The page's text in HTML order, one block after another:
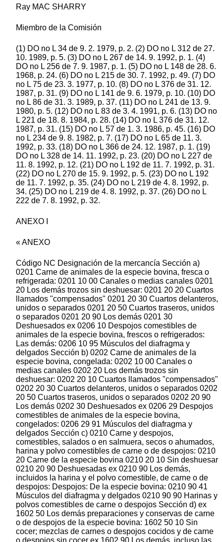
Ray MAC SHARRY
Miembro de la Comisión
(1) DO no L 34 de 9. 2. 1979, p. 2. (2) DO no L 312 de 27.
10. 1989, p. 5. (3) DO no L 267 de 14. 9. 1992, p. 1. (4)
DO no L 256 de 7. 9. 1987, p. 1. (5) DO no L 148 de 28. 6.
1968, p. 24. (6) DO no L 215 de 30. 7. 1992, p. 49. (7) DO
no L 75 de 23. 3. 1977, p. 10. (8) DO no L 376 de 31. 12.
1987, p. 31. (9) DO no L 141 de 9. 6. 1979, p. 10. (10) DO
no L 86 de 31. 3. 1989, p. 37. (11) DO no L 241 de 13. 9.
1980, p. 5. (12) DO no L 83 de 3. 4. 1991, p. 6. (13) DO no
L 221 de 18. 8. 1984, p. 28. (14) DO no L 376 de 31. 12.
1987, p. 31. (15) DO no L 57 de 1. 3. 1986, p. 45. (16) DO
no L 234 de 9. 8. 1982, p. 7. (17) DO no L 65 de 11. 3.
1992, p. 33. (18) DO no L 366 de 24. 12. 1987, p. 1. (19)
DO no L 328 de 14. 11. 1992, p. 23. (20) DO no L 227 de
11. 8. 1992, p. 12. (21) DO no L 192 de 11. 7. 1992, p. 31.
(22) DO no L 270 de 15. 9. 1992, p. 5. (23) DO no L 192
de 11. 7. 1992, p. 35. (24) DO no L 219 de 4. 8. 1992, p.
34. (25) DO no L 219 de 4. 8. 1992, p. 37. (26) DO no L
222 de 7. 8. 1992, p. 32.
ANEXO I
« ANEXO
Código NC Designación de la mercancía Sección a)
0201 Carne de animales de la especie bovina, fresca o
refrigerada: 0201 10 00 Canales o medias canales 0201
20 Los demás trozos sin deshuesar: 0201 20 20 Cuartos
llamados "compensados" 0201 20 30 Cuartos delanteros,
unidos o separados 0201 20 50 Cuartos traseros, unidos
o separados 0201 20 90 Los demás 0201 30
Deshuesados ex 0206 10 Despojos comestibles de
animales de la especie bovina, frescos o refrigerados:
Las demás: 0206 10 95 Músculos del diafragma y
delgados Sección b) 0202 Carne de animales de la
especie bovina, congelada: 0202 10 00 Canales o
medias canales 0202 20 Los demás trozos sin
deshuesar: 0202 20 10 Cuartos llamados "compensados"
0202 20 30 Cuartos delanteros, unidos o separados 0202
20 50 Cuartos traseros, unidos o separados 0202 20 90
Los demás 0202 30 Deshuesados ex 0206 29 Despojos
comestibles de animales de la especie bovina,
congelados: 0206 29 91 Músculos del diafragma y
delgados Sección c) 0210 Carne y despojos,
comestibles, salados o en salmuera, secos o ahumados,
harina y polvo comestibles de carne o de despojos: 0210
20 Carne de la especie bovina 0210 20 10 Sin deshuesar
0210 20 90 Deshuesadas ex 0210 90 Los demás,
incluidos la harina y el polvo comestible, de carne o de
despojos: Despojos: De la especie bovina: 0210 90 41
Músculos del diafragma y delgados 0210 90 90 Harinas y
polvos comestibles de carne o despojos Sección d) ex
1602 50 Los demás preparaciones y conservas de carne
o de despojos de la especie bovina: 1602 50 10 Sin
cocer; mezclas de carnes o despojos cocidos y de carne